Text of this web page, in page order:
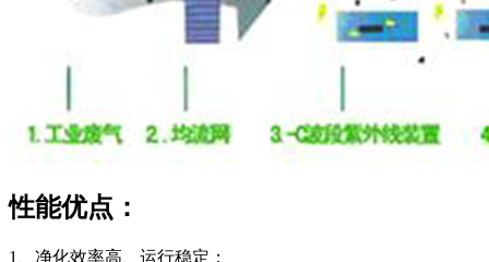
性能优点：
1、净化效率高、运行稳定；